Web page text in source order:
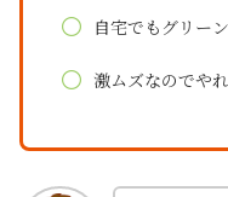
自宅でもグリー
激ムズなのでや